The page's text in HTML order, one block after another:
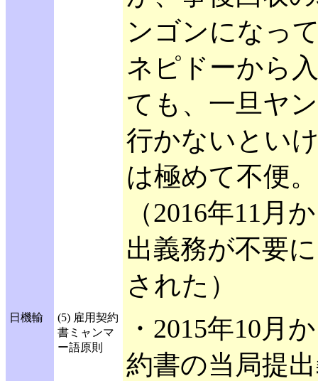
ンゴンになっ
ネピドーから
ても、一旦ヤ
行かないとい
は極めて不便。
（2016年11月
出義務が不要
された）
日機輸
(5) 雇用契約
書ミャンマ
ー語原則
・2015年10月
約書の当局提